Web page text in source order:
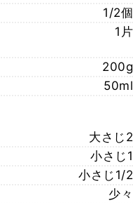
1/2個
1片
200g
50ml
大さじ2
小さじ1
小さじ1/2
少々